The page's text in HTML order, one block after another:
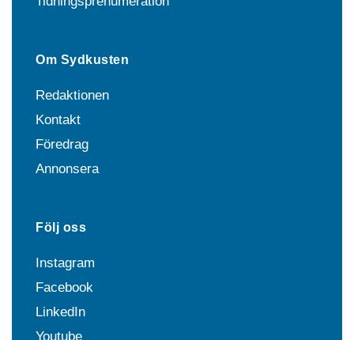
Om Sydkusten
Redaktionen
Kontakt
Föredrag
Annonsera
Följ oss
Instagram
Facebook
LinkedIn
Youtube